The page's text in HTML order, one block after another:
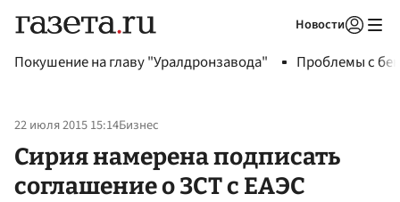
Новости
Покушение на главу "Уралдронзавода" Проблемы с
22 июля 2015 15:14Бизнес
Сирия намерена подписать
соглашение о ЗСТ с ЕАЭС